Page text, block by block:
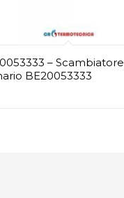
– Scambiatore
BE20053333